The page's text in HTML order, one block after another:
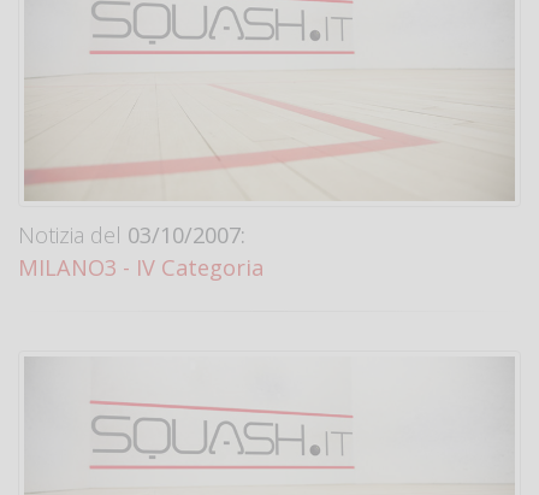
Notizia del 03/10/2007:
MILANO3 - IV Categoria